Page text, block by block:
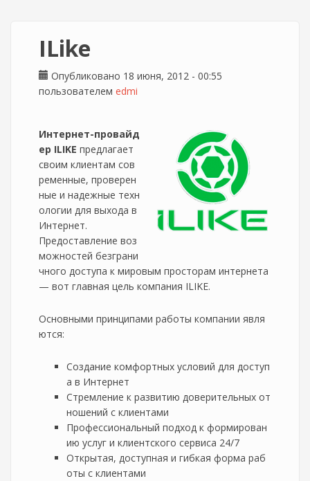
ILike
Опубликовано 18 июня, 2012 - 00:55
пользователем edmi
Интернет-провайд
ер ILIKE предлагает
своим клиентам сов
ременные, проверен
ные и надежные техн
ологии для выхода в
Интернет.
Предоставление воз
можностей безграни
чного доступа к мировым просторам интернета
— вот главная цель компания ILIKE.
Основными принципами работы компании явля
ются:
Создание комфортных условий для доступ
а в Интернет
Стремление к развитию доверительных от
ношений с клиентами
Профессиональный подход к формирован
ию услуг и клиентского сервиса 24/7
Открытая, доступная и гибкая форма раб
оты с клиентами